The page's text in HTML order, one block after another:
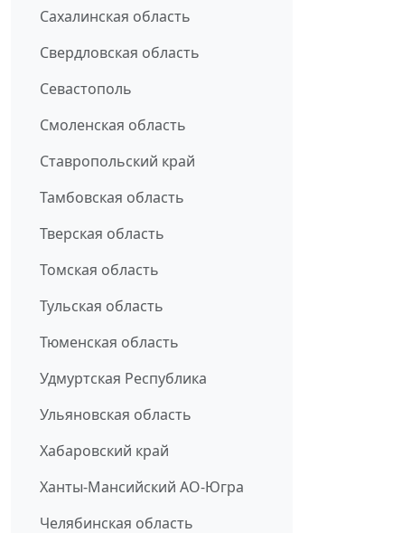
Сахалинская область
Свердловская область
Севастополь
Смоленская область
Ставропольский край
Тамбовская область
Тверская область
Томская область
Тульская область
Тюменская область
Удмуртская Республика
Ульяновская область
Хабаровский край
Ханты-Мансийский АО-Югра
Челябинская область